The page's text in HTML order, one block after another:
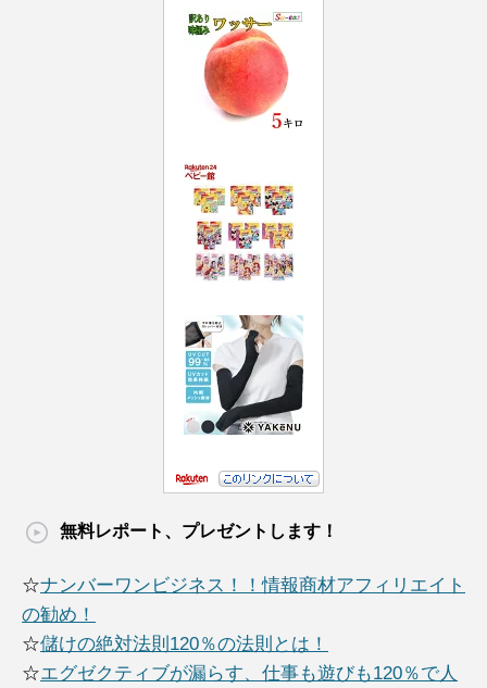
無料レポート、プレゼントします！
☆ナンバーワンビジネス！！情報商材アフィリエイト
の勧め！
☆儲けの絶対法則120％の法則とは！
☆エグゼクティブが漏らす、仕事も遊びも120％で人